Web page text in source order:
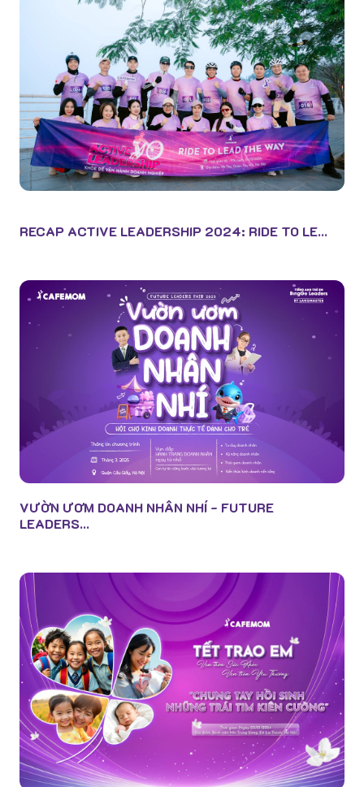
RECAP ACTIVE LEADERSHIP 2024: RIDE TO LE...
LEADERS...
Facebook
Gọi điện
Zalo